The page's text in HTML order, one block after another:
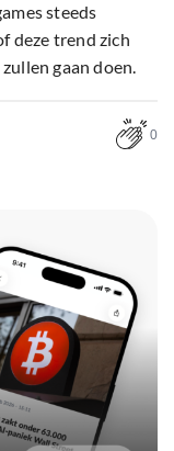
steeds
deze trend zich
gaan doen.
0